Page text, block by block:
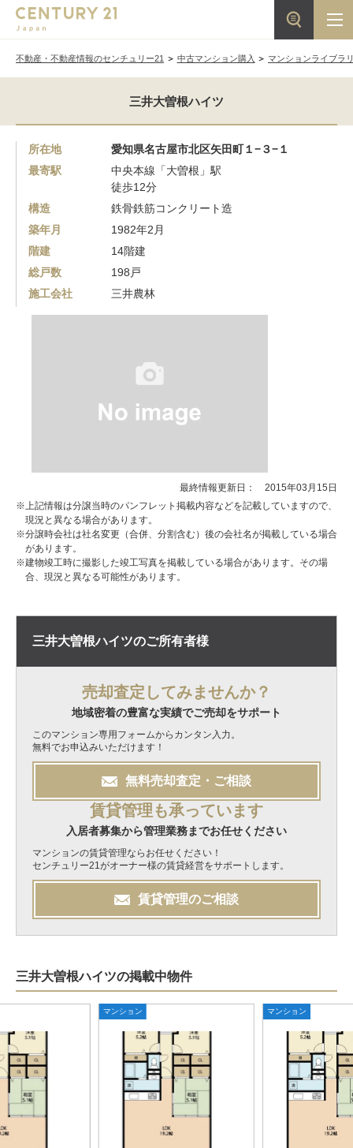
不動産・不動産情報のセンチュリー21 中古マンション購入 マンションライブラ
三井大曽根ハイツ
所在地
愛知県名古屋市北区矢田町１−３−１
最寄駅
中央本線「大曽根」駅
徒歩12分
構造
鉄骨鉄筋コンクリート造
築年月
1982年2月
階建
14階建
総戸数
198戸
施工会社
三井農林
最終情報更新日： 2015年03月15日
※上記情報は分譲当時のパンフレット掲載内容などを記載していますので、
現況と異なる場合があります。
※分譲時会社は社名変更（合併、分割含む）後の会社名が掲載している場合
があります。
※建物竣工時に撮影した竣工写真を掲載している場合があります。その場
合、現況と異なる可能性があります。
三井大曽根ハイツのご所有者様
売却査定してみませんか？
地域密着の豊富な実績でご売却をサポート
このマンション専用フォームからカンタン入力。
無料でお申込みいただけます！
無料売却査定・ご相談
賃貸管理も承っています
入居者募集から管理業務までお任せください
マンションの賃貸管理ならお任せください！
センチュリー21がオーナー様の賃貸経営をサポートします。
賃貸管理のご相談
三井大曽根ハイツの掲載中物件
マンション マンション